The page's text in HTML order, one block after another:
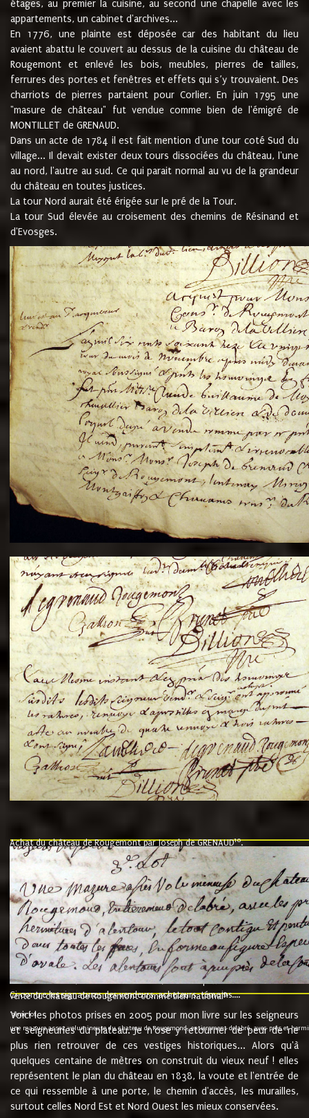
étages, au premier la cuisine, au second une chapelle avec les
appartements, un cabinet d'archives...
En 1776, une plainte est déposée car des habitant du lieu
avaient abattu le couvert au dessus de la cuisine du château de
Rougemont et enlevé les bois, meubles, pierres de tailles,
ferrures des portes et fenêtres et effets qui s’y trouvaient. Des
charriots de pierres partaient pour Corlier. En juin 1795 une
"masure de château" fut vendue comme bien de l'émigré de
MONTILLET de GRENAUD.
Dans un acte de 1784 il est fait mention d'une tour coté Sud du
village... Il devait exister deux tours dissociées du château, l'une
au nord, l'autre au sud. Ce qui parait normal au vu de la grandeur
du château en toutes justices.
La tour Nord aurait été érigée sur le pré de la Tour.
La tour Sud élevée au croisement des chemins de Résinand et
d'Evosges.
Achat du château de Rougemont par Joseph de GRENAUD10.
"l'an mil six cent soixante treze le ving neuvième jour du mois de
nommé fut présent Messire Claude Guillaume de Moyriat chevalier baron
vend, purement simplement et irrevocablement a monseigneur monsieur
et chavannes conseiller du roy au parlement de Bourgogne, present et
que le dit seigneur Baron de la Vellière a sur ses hommes, indivisables et
de la Velliere tout ainsi et comme le dit seigneur Baron et ses
présent......"
suivent les rentes, donation des terriers, etc... au prix de 880 livre louis
Ci contre les signatures des vendeurs, acheteurs, témoins....
vente du château de Rougemont comme bien national9.
"3ème lot
une mazure assez volumineuse du chateau de Rougemond, entierement delabré, avec près et
Voici les photos prises en 2005 pour mon livre sur les seigneurs
et seigneuries du plateau. Je n'ose y retourner de peur de ne
plus rien retrouver de ces vestiges historiques... Alors qu'à
quelques centaine de mètres on construit du vieux neuf ! elles
représentent le plan du château en 1838, la voute et l'entrée de
ce qui ressemble à une porte, le chemin d'accès, les murailles,
surtout celles Nord Est et Nord Ouest les mieux conservées.